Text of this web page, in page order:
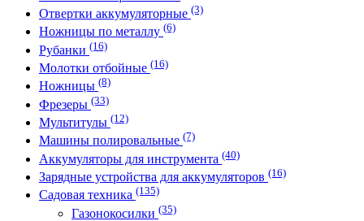
Отвертки аккумуляторные (3)
Ножницы по металлу (6)
Рубанки (16)
Молотки отбойные (16)
Ножницы (8)
Фрезеры (33)
Мультитулы (12)
Машины полировальные (7)
Аккумуляторы для инструмента (40)
Зарядные устройства для аккумуляторов (16)
Садовая техника (135)
Газонокосилки (35)